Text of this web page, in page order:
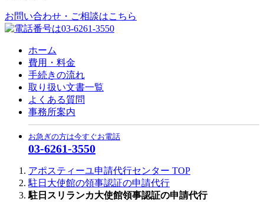
お問い合わせ・ご相談はこちら
ホーム
費用・料金
手続きの流れ
取り扱い文書一覧
よくある質問
事務所案内
お急ぎの方は今すぐお電話
03-6261-3550
アポスティーユ申請代行センター TOP
駐日大使館の領事認証の申請代行
駐日スリランカ大使館領事認証の申請代行